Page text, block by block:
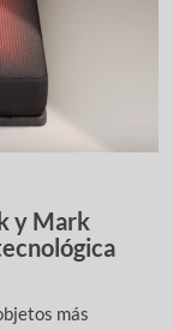
y Mark
más